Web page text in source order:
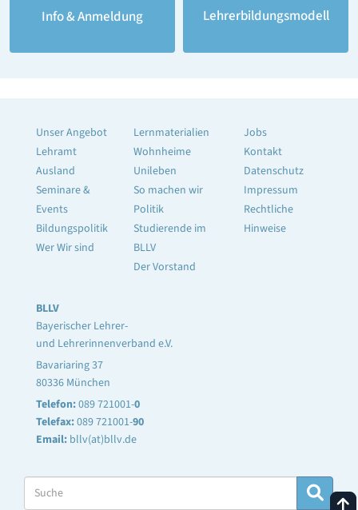
Info & Anmeldung Lehrerbildungsmodell
Unser Angebot
Lehramt
Ausland
Seminare &
Events
Bildungspolitik
Wer Wir sind
Lernmaterialien
Wohnheime
Unileben
So machen wir
Politik
Studierende im
BLLV
Der Vorstand
Jobs
Kontakt
Datenschutz
Impressum
Rechtliche
Hinweise
BLLV
Bayerischer Lehrer-
und Lehrerinnenverband e.V.
Bavariaring 37
80336 München
Telefon:089 721001-0
Telefax:089 721001-90
Email: bllv(at)bllv.de